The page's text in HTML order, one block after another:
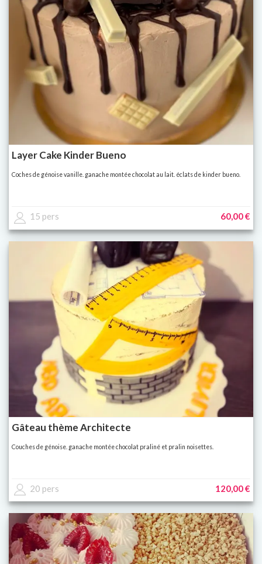
Layer Cake Kinder Bueno
Coches de génoise vanille. ganache montée chocolat au lait. éclats de kinder bueno.
15 pers 60,00 €
Gâteau thème Architecte
Couches de génoise. ganache montée chocolat praliné et pralin noisettes.
20 pers 120,00 €